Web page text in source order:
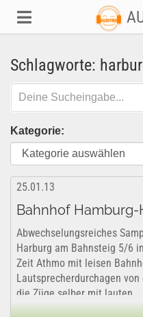
Schlagworte:
Kategorie:
25.01.13
Bahnhof Hamburg-
Abwechselungsreiches
Harburg am Bahnsteig 5/6
Zeit Athmo mit leisen
Lautsprecherdurchagen
die Züge selber mit lauten...